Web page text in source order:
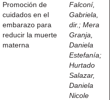
Promoción de
cuidados en el
embarazo para
reducir la muerte
materna
Falconí,
Gabriela,
dir. ; Mera
Granja,
Daniela
Estefanía;
Hurtado
Salazar,
Daniela
Nicole